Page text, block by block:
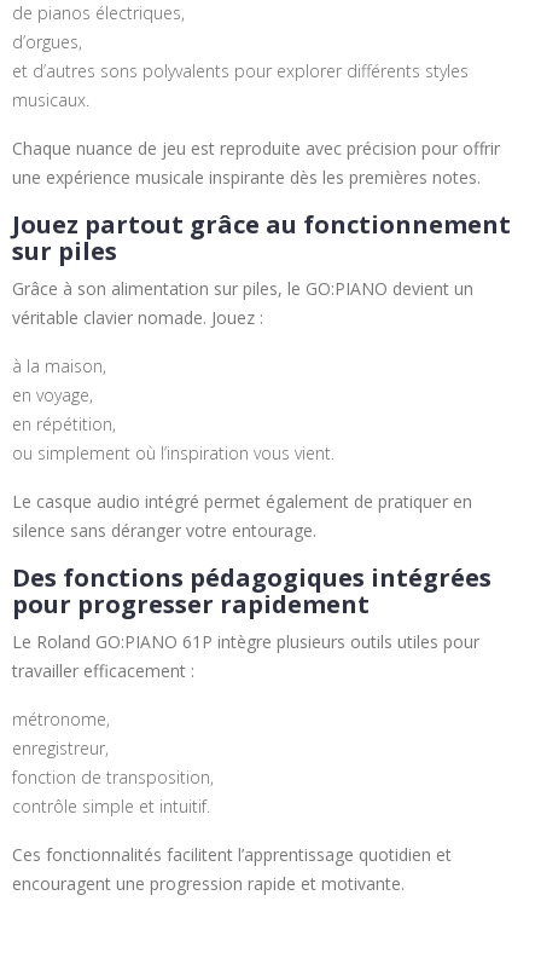
de pianos électriques,
d’orgues,
et d’autres sons polyvalents pour explorer différents styles
musicaux.
Chaque nuance de jeu est reproduite avec précision pour offrir
une expérience musicale inspirante dès les premières notes.
Jouez partout grâce au fonctionnement
sur piles
Grâce à son alimentation sur piles, le GO:PIANO devient un
véritable clavier nomade. Jouez :
à la maison,
en voyage,
en répétition,
ou simplement où l’inspiration vous vient.
Le casque audio intégré permet également de pratiquer en
silence sans déranger votre entourage.
Des fonctions pédagogiques intégrées
pour progresser rapidement
Le Roland GO:PIANO 61P intègre plusieurs outils utiles pour
travailler efficacement :
métronome,
enregistreur,
fonction de transposition,
contrôle simple et intuitif.
Ces fonctionnalités facilitent l’apprentissage quotidien et
encouragent une progression rapide et motivante.